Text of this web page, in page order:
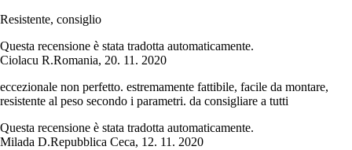
Resistente, consiglio
Questa recensione è stata tradotta automaticamente.
Ciolacu R.Romania, 20. 11. 2020
eccezionale non perfetto. estremamente fattibile, facile da montare,
resistente al peso secondo i parametri. da consigliare a tutti
Questa recensione è stata tradotta automaticamente.
Milada D.Repubblica Ceca, 12. 11. 2020